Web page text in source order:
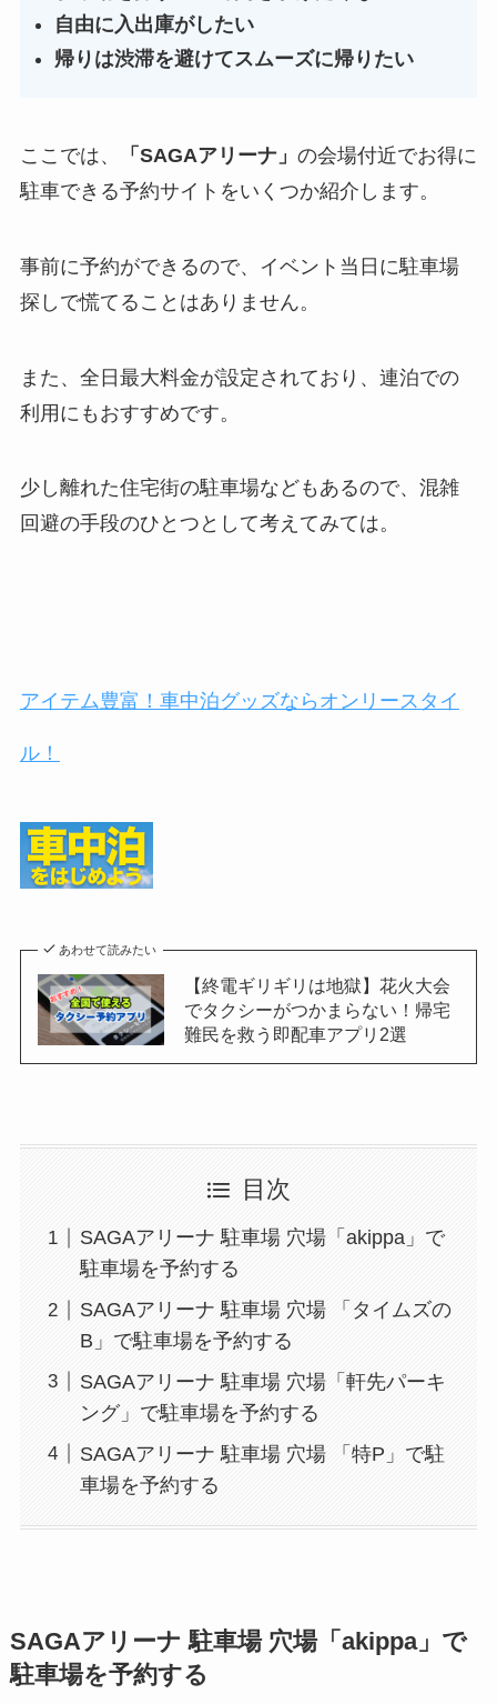
自由に入出庫がしたい
帰りは渋滞を避けてスムーズに帰りたい
ここでは、 「 SAGAアリーナ」 の会場付近でお得に
駐車できる予約サイトをいくつか紹介します。
事前に予約ができるので、イベント当日に駐車場
探しで慌てることはありません。
また、全日最大料金が設定されており、連泊での
利用にもおすすめです。
少し離れた住宅街の駐車場などもあるので、混雑
回避の手段のひとつとして考えてみては。
アイテム豊富！車中泊グッズならオンリースタイ
ル！
あわせて読みたい
【終電ギリギリは地獄】花火大会
でタクシーがつかまらない！帰宅
難民を救う即配車アプリ2選
目次
SAGAアリーナ 駐車場 穴場「akippa」で
駐車場を予約する
SAGAアリーナ 駐車場 穴場 「タイムズの
B」で駐車場を予約する
SAGAアリーナ 駐車場 穴場「軒先パーキ
ング」で駐車場を予約する
SAGAアリーナ 駐車場 穴場 「特P」で駐
車場を予約する
SAGAアリーナ 駐車場 穴場「akippa」で
駐車場を予約する